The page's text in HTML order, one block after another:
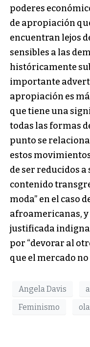
poderes
de apropiación
encuentran lejos
sensibles a las
históricamente
importante
apropiación es
que tiene una
todas las formas
punto se
estos
de ser reducidos a
contenido
moda” en el caso
afroamericanas,
justificada
por “devorar al
que el mercado
Angela Davis
Feminismo